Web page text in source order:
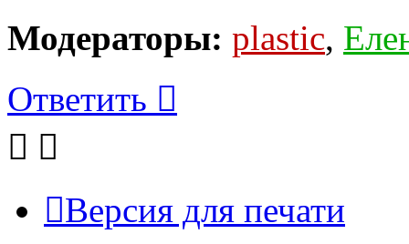
Модераторы: plastic,
Ответить
Версия для печати